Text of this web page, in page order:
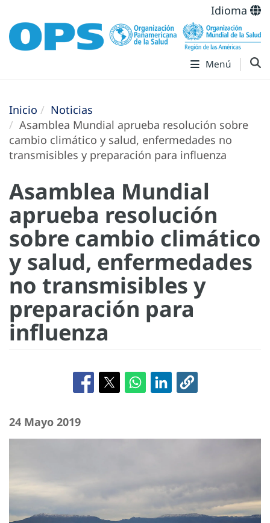
Idioma
Menú
Inicio
Noticias
Asamblea Mundial aprueba resolución sobre
cambio climático y salud, enfermedades no
transmisibles y preparación para influenza
Asamblea Mundial
aprueba resolución
sobre cambio climático
y salud, enfermedades
no transmisibles y
preparación para
influenza
24 Mayo 2019